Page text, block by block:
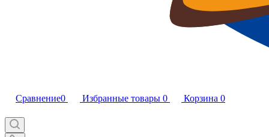
Сравнение0 Избранные товары 0 Корзина 0